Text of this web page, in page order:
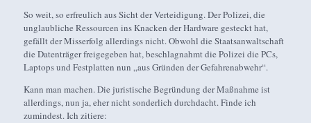
So weit, so erfreulich aus Sicht der Verteidigung. Der Polizei, die
unglaubliche Ressourcen ins Knacken der Hardware gesteckt hat,
gefällt der Misserfolg allerdings nicht. Obwohl die Staatsanwaltschaft
die Datenträger freigegeben hat, beschlagnahmt die Polizei die PCs,
Laptops und Festplatten nun „aus Gründen der Gefahrenabwehr“.
Kann man machen. Die juristische Begründung der Maßnahme ist
allerdings, nun ja, eher nicht sonderlich durchdacht. Finde ich
zumindest. Ich zitiere: